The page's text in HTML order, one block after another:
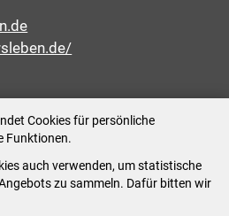
Cookies für persönliche
Funktionen.
auch verwenden, um statistische
zu sammeln. Dafür bitten wir
15:00 Uhr
/14:00-16:00 Uhr
(nach vorheriger